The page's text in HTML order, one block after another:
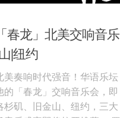
春龙」北美交响音乐
|纽约
奏响时代强音！华语乐坛
「春龙」交响音乐会，即
矶、旧金山、纽约，三大